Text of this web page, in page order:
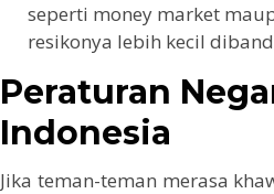
seperti money market
resikonya lebih kecil
Peraturan
Indonesia
Jika teman-teman merasa